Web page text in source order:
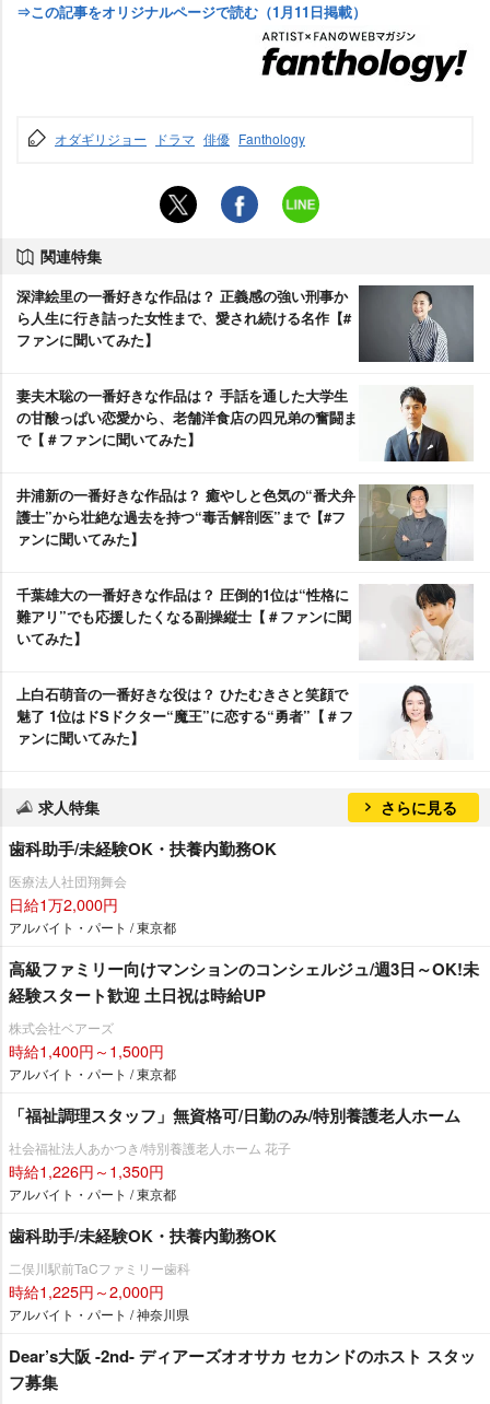
⇒この記事をオリジナルページで読む（1月11日掲載）
オダギリジョー ドラマ 俳優 Fanthology
関連特集
深津絵里の一番好きな作品は？ 正義感の強い刑事か
ら人生に行き詰った女性まで、愛され続ける名作【#
ファンに聞いてみた】
妻夫木聡の一番好きな作品は？ 手話を通した大学生
の甘酸っぱい恋愛から、老舗洋食店の四兄弟の奮闘ま
で【＃ファンに聞いてみた】
井浦新の一番好きな作品は？ 癒やしと色気の“番犬弁
護士”から壮絶な過去を持つ“毒舌解剖医”まで【#フ
ァンに聞いてみた】
千葉雄大の一番好きな作品は？ 圧倒的1位は“性格に
難アリ”でも応援したくなる副操縦士【＃ファンに聞
いてみた】
上白石萌音の一番好きな役は？ ひたむきさと笑顔で
魅了 1位はドSドクター“魔王”に恋する“勇者”【＃フ
ァンに聞いてみた】
求人特集 さらに見る
歯科助手/未経験OK・扶養内勤務OK
医療法人社団翔舞会
日給1万2,000円
アルバイト・パート / 東京都
高級ファミリー向けマンションのコンシェルジュ/週3日～OK!未
経験スタート歓迎 土日祝は時給UP
株式会社ベアーズ
時給1,400円～1,500円
アルバイト・パート / 東京都
「福祉調理スタッフ」無資格可/日勤のみ/特別養護老人ホーム
社会福祉法人あかつき/特別養護老人ホーム 花子
時給1,226円～1,350円
アルバイト・パート / 東京都
歯科助手/未経験OK・扶養内勤務OK
二俣川駅前TaCファミリー歯科
時給1,225円～2,000円
アルバイト・パート / 神奈川県
Dear’s大阪 -2nd- ディアーズオオサカ セカンドのホスト スタッ
フ募集